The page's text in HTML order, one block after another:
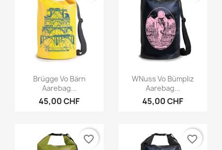
Vorschau
Brügge Vo Bärn
Aarebag...
45,00 CHF
Vorschau
WNuss Vo Bümpliz
Aarebag...
45,00 CHF
favorite_border favorite_border